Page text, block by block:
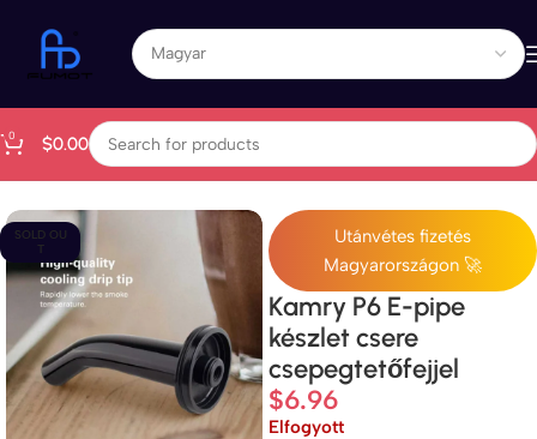
0 $0.00
All Products
SOLD OU
T
Utánvétes fizetés
Magyarországon 🚀
Kamry P6 E-pipe
készlet csere
csepegtetőfejjel
$6.96
Elfogyott